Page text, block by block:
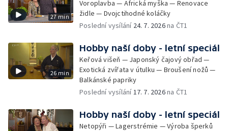
27 min
Voroplavba — Africká myška — Renovace
židle — Dvojctihodné koláčky
Poslední vysílání 24. 7. 2026na ČT1
26 min
Hobby naší doby - letní speciál
Keřová višeň — Japonský čajový obřad —
Exotická zvířata v útulku — Broušení nožů —
Balkánské papriky
Poslední vysílání17. 7. 2026na ČT1
Hobby naší doby - letní speciál
Netopýři — Lagerstrémie — Výroba šperků